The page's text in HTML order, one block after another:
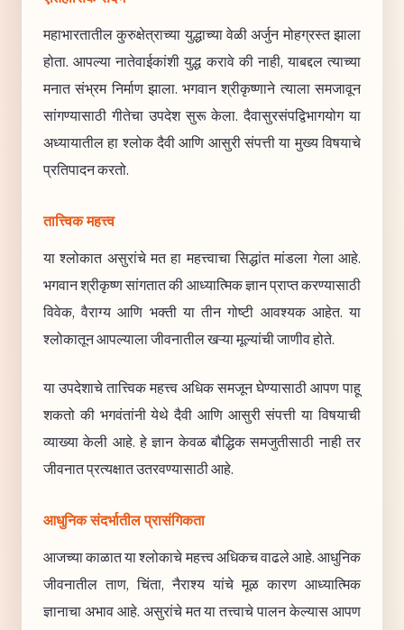
महाभारतातील कुरुक्षेत्राच्या युद्धाच्या वेळी अर्जुन मोहग्रस्त झाला
होता. आपल्या नातेवाईकांशी युद्ध करावे की नाही, याबद्दल त्याच्या
मनात संभ्रम निर्माण झाला. भगवान श्रीकृष्णाने त्याला समजावून
सांगण्यासाठी गीतेचा उपदेश सुरू केला. दैवासुरसंपद्विभागयोग या
अध्यायातील हा श्लोक दैवी आणि आसुरी संपत्ती या मुख्य विषयाचे
प्रतिपादन करतो.
तात्त्विक महत्त्व
या श्लोकात असुरांचे मत हा महत्त्वाचा सिद्धांत मांडला गेला आहे.
भगवान श्रीकृष्ण सांगतात की आध्यात्मिक ज्ञान प्राप्त करण्यासाठी
विवेक, वैराग्य आणि भक्ती या तीन गोष्टी आवश्यक आहेत. या
श्लोकातून आपल्याला जीवनातील खऱ्या मूल्यांची जाणीव होते.
या उपदेशाचे तात्त्विक महत्त्व अधिक समजून घेण्यासाठी आपण पाहू
शकतो की भगवंतांनी येथे दैवी आणि आसुरी संपत्ती या विषयाची
व्याख्या केली आहे. हे ज्ञान केवळ बौद्धिक समजुतीसाठी नाही तर
जीवनात प्रत्यक्षात उतरवण्यासाठी आहे.
आधुनिक संदर्भातील प्रासंगिकता
आजच्या काळात या श्लोकाचे महत्त्व अधिकच वाढले आहे. आधुनिक
जीवनातील ताण, चिंता, नैराश्य यांचे मूळ कारण आध्यात्मिक
ज्ञानाचा अभाव आहे. असुरांचे मत या तत्त्वाचे पालन केल्यास आपण